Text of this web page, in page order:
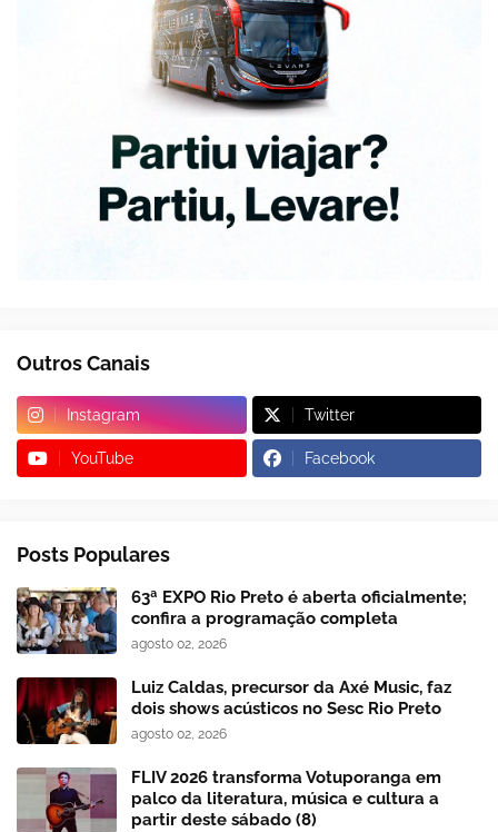
Outros Canais
Instagram Twitter
YouTube Facebook
Posts Populares
63ª EXPO Rio Preto é aberta oficialmente;
confira a programação completa
agosto 02, 2026
Luiz Caldas, precursor da Axé Music, faz
dois shows acústicos no Sesc Rio Preto
agosto 02, 2026
FLIV 2026 transforma Votuporanga em
palco da literatura, música e cultura a
partir deste sábado (8)